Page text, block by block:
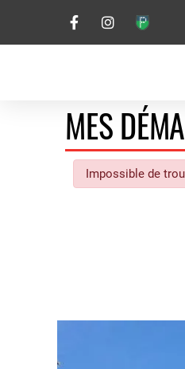
MES
Impossible de